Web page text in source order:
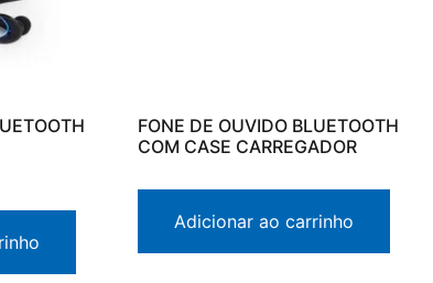
FONE DE OUVIDO BLUETOOTH
COM CASE CARREGADOR
Adicionar ao carrinho